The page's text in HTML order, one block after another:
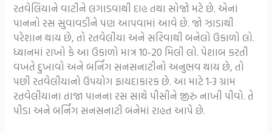
રતવેલિયાને વાટીને લગાડવાથી દાહ તથા સોજો મટે છે. એનાં
પાનનો રસ સુવાવડીને પણ આપવામાં આવે છે. જો ઝાડાથી
પરેશાન થાય છે, તો રતવેલીયા અને સરિવાથી બનેલો ઉકાળો લો.
ધ્યાનમાં રાખો કે આ ઉકાળો માત્ર 10-20 મિલી લો. પેશાબ કરતી
વખતે દુખાવો અને બર્નિંગ સનસનાટીનો અનુભવ થાય છે, તો
પછી રતવેલીયાનો ઉપયોગ ફાયદાકારક છે. આ માટે 1-3 ગ્રામ
રતવેલીયાના તાજા પાનના રસ સાથે પીસીને જીરું નાખી પીવો. તે
પીડા અને બર્નિંગ સનસનાટી બંનેમાં રાહત આપે છે.